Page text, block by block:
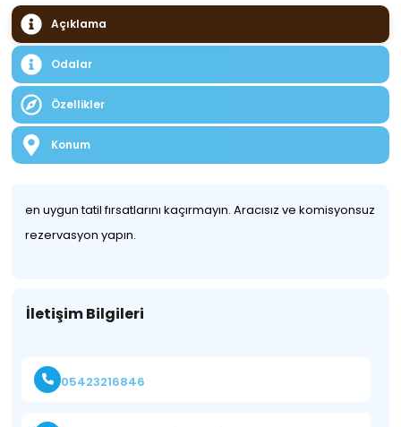
Açıklama
Odalar
Özellikler
Konum
en uygun tatil fırsatlarını kaçırmayın. Aracısız ve komisyonsuz
rezervasyon yapın.
İletişim Bilgileri
05423216846